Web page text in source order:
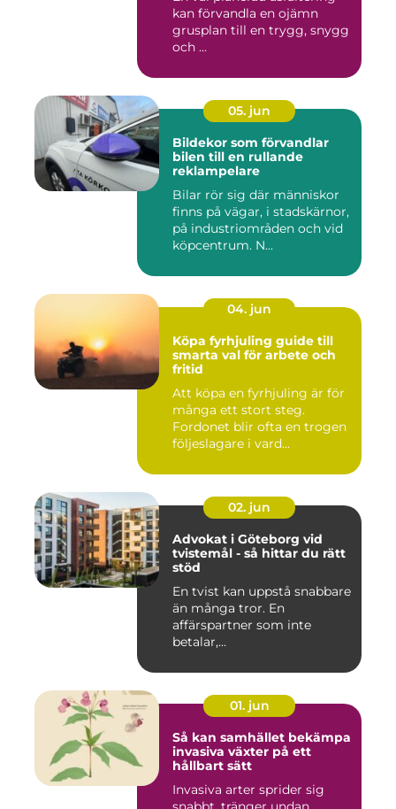
kan förvandla en ojämn
grusplan till en trygg, snygg
och ...
05. jun
Bildekor som förvandlar
bilen till en rullande
reklampelare
Bilar rör sig där människor
finns på vägar, i stadskärnor,
på industriområden och vid
köpcentrum. N...
04. jun
Köpa fyrhjuling guide till
smarta val för arbete och
fritid
Att köpa en fyrhjuling är för
många ett stort steg.
Fordonet blir ofta en trogen
följeslagare i vard...
02. jun
Advokat i Göteborg vid
tvistemål - så hittar du rätt
stöd
En tvist kan uppstå snabbare
än många tror. En
affärspartner som inte
betalar,...
01. jun
Så kan samhället bekämpa
invasiva växter på ett
hållbart sätt
Invasiva arter sprider sig